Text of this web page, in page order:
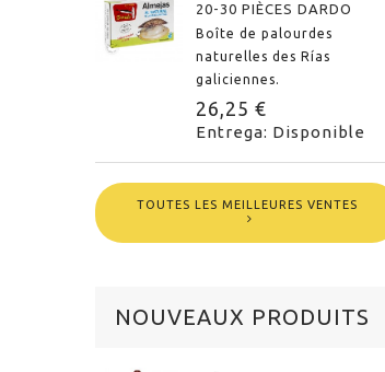
20-30 PIÈCES DARDO
Boîte de palourdes
naturelles des Rías
galiciennes.
26,25 €
Entrega: Disponible
TOUTES LES MEILLEURES VENTES
NOUVEAUX PRODUITS